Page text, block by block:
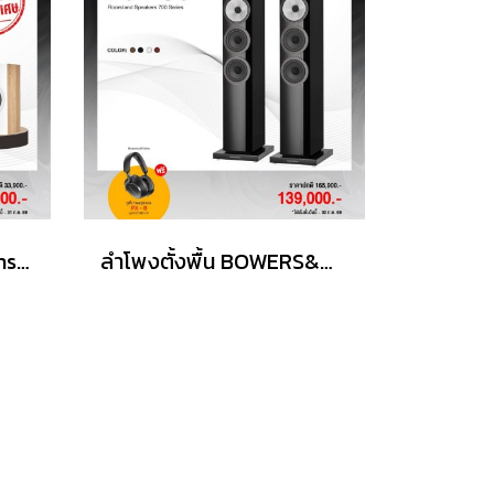
ลำโพง Bowers & Wilkins รุ่น607 S3 ลำโพงตั้งพื้น BOWERS&WILKINS รุ่น 704 S3